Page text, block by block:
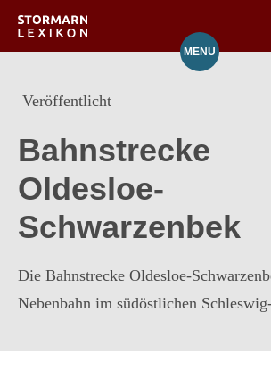
MENU
Über das Lexikon
Mitarbeit
Veröffentlicht
Bahnstrecke
Oldesloe-
Schwarzenbek
Die Bahnstrecke Oldesloe-
Nebenbahn im südöstlichen